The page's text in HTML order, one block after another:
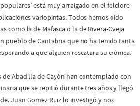
está muy arraigado en el folclore
variopintas. Todos hemos oído
como la de Mafasca o la de Rivera-Oveja
pueblo de Cantabria que no ha tenido tanta
a que alguien rescatara su crónica.
de Abadilla de Cayón han contemplado con
que se repitió durante tres años y llegó
Juan Gomez Ruiz lo investigó y nos